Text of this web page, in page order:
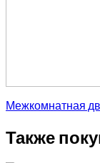
Межкомнатная
Также